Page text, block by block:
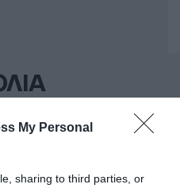
My Personal
sharing to third parties, or